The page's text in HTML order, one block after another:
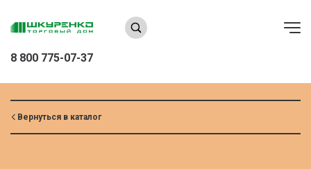
8 800 775-07-37
Вернуться в каталог